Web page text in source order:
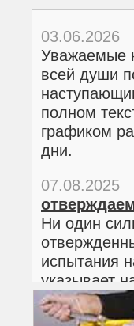
03.06.2026
Уважаемые
всей души
полном
графиком
дни.
02.03.2026
Дорогие
полном
графиком
07.08.2025
Ни один
испытания
указывает
кожи.